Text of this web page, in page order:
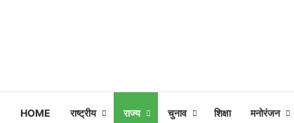
HOME राष्ट्रीय राज्य चुनाव शिक्षा मनोरंजन